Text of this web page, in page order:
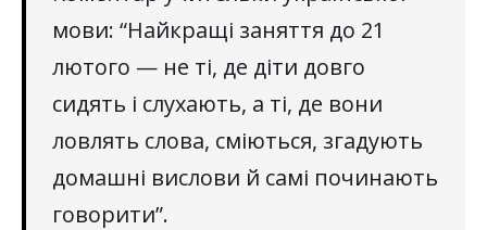
мови: “Найкращі заняття до 21
лютого — не ті, де діти довго
сидять і слухають, а ті, де вони
ловлять слова, сміються, згадують
домашні вислови й самі починають
говорити”.